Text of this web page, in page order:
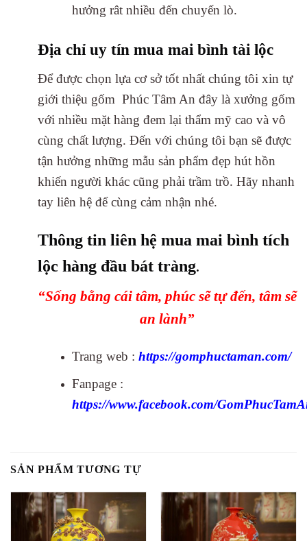
hưởng rât nhiều đến chuyến lò.
Địa chỉ uy tín mua mai bình tài lộc
Để được chọn lựa cơ sở tốt nhất chúng tôi xin tự
giới thiệu gốm Phúc Tâm An đây là xưởng gốm
với nhiều mặt hàng đem lại thẩm mỹ cao và vô
cùng chất lượng. Đến với chúng tôi bạn sẽ được
tận hưởng những mẫu sản phẩm đẹp hút hồn
khiến người khác cũng phải trầm trồ. Hãy nhanh
tay liên hệ để cùng cảm nhận nhé.
Thông tin liên hệ mua mai bình tích
lộc hàng đầu bát tràng.
“Sống bằng cái tâm, phúc sẽ tự đến, tâm sẽ
an lành”
Trang web : https://gomphuctaman.com/
Fanpage :
https://www.facebook.com/GomPhucTamA
SẢN PHẨM TƯƠNG TỰ